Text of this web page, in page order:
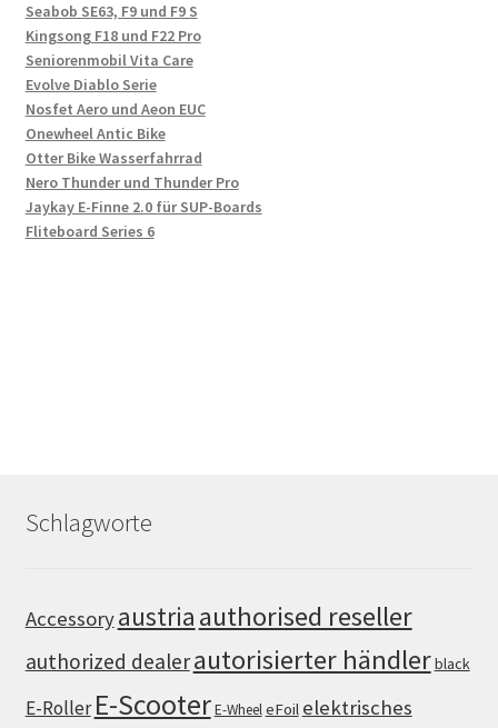
Seabob SE63, F9 und F9 S
Kingsong F18 und F22 Pro
Seniorenmobil Vita Care
Evolve Diablo Serie
Nosfet Aero und Aeon EUC
Onewheel Antic Bike
Otter Bike Wasserfahrrad
Nero Thunder und Thunder Pro
Jaykay E-Finne 2.0 für SUP-Boards
Fliteboard Series 6
Schlagworte
Accessoryaustria authorised reseller
authorized dealerautorisierter händlerblack
E-Roller E-ScooterE-WheeleFoil elektrisches